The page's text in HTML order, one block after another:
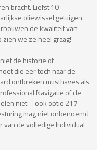
bracht. Liefst 10
oliewissel getuigen
de kwaliteit van
we ze heel graag!
de historie of
die eer toch naar de
ontbreken musthaves als
Navigatie of de
niet – ook optie 217
mag niet onbenoemd
van de volledige Individual